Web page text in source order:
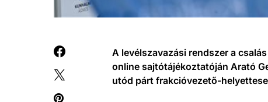
A levélszavazási rendszer a
online sajtótájékoztatóján Arató
utód párt frakcióvezető-